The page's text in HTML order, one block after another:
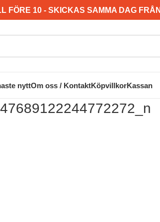
FÖRE 10 - SKICKAS SAMMA DAG
nyttOm oss / KontaktKöpvillkorKassan